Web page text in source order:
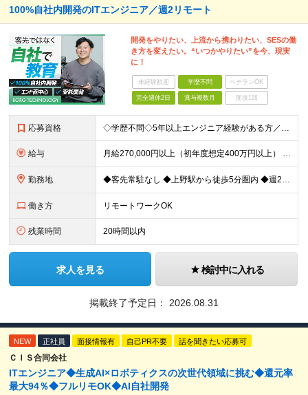
100%自社内開発のITエンジニア／週2リモート
開発をやりたい、上流から携わりたい、SESの働
き方を変えたい。“いつかやりたい”を今、現実
に！
未経験歓迎 学歴不問 ベテランOK
完全週休2日 賞与複数月 面接1回
応募資格 ◇学歴不問◇5年以上エンジニア経験がある方／人柄重視の採用です 必須条件―MUST― ■5年以上エンジニア経験がある方 ■C#、Java、Node.js、VB.NETを使った実務経験がある方 《
給与 月給270,000円以上（初年度想定400万円以上） ※ご経験やスキル、前職給等を考慮して給与額を決定します。 ※試用期間は3ヶ月間となります。期間中の待遇に変更はありません。 ★社員の昇給率はほ
勤務地 ◆客先常駐なし ◆上野駅から徒歩5分圏内 ◆週2回のリモートワーク実施中 ◆転勤なし 上野の各オフィスでの勤務となります。 ￣￣￣￣￣￣￣￣￣￣￣￣￣￣￣￣￣ ＜本社＞ 東京都台東区上野7-2-8
働き方 リモートワークOK
残業時間 20時間以内
求人を見る 検討中に入れる
掲載終了予定日： 2026.08.31
NEW 正社員 面接情報有 自己PR不要 話を聞きたい応募可
ＣＩＳ合同会社
ITエンジニア◆生成AI×ロボティクスの次世代領域に挑む◆還元率
最大94％◆フルリモOK◆AI自社開発